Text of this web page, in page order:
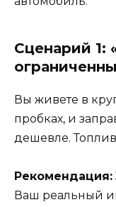
Сценарий 1:
Вы живете в
пробках, и
дешевле.
Рекомендация:
Ваш реальный